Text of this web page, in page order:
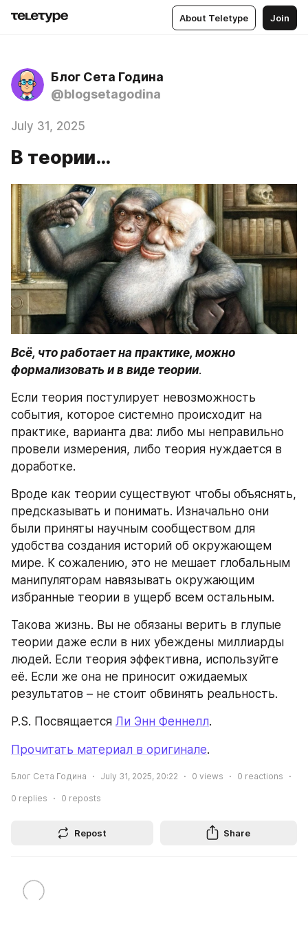
About Teletype Join
Блог Сета Година
@blogsetagodina
July 31, 2025
В теории…
Всё, что работает на практике, можно
формализовать и в виде теории.
Если теория постулирует невозможность
события, которое системно происходит на
практике, варианта два: либо мы неправильно
провели измерения, либо теория нуждается в
доработке.
Вроде как теории существуют чтобы объяснять,
предсказывать и понимать. Изначально они
были приняты научным сообществом для
удобства создания историй об окружающем
мире. К сожалению, это не мешает глобальным
манипуляторам навязывать окружающим
избранные теории в ущерб всем остальным.
Такова жизнь. Вы не обязаны верить в глупые
теории даже если в них убеждены миллиарды
людей. Если теория эффективна, используйте
её. Если же она не приносит ожидаемых
результатов – не стоит обвинять реальность.
P.S. Посвящается Ли Энн Феннелл.
Прочитать материал в оригинале.
Блог Сета Година July 31, 2025, 20:22 0 views 0 reactions
0 replies 0 reposts
Repost Share